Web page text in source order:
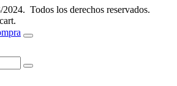
Todos los derechos reservados.